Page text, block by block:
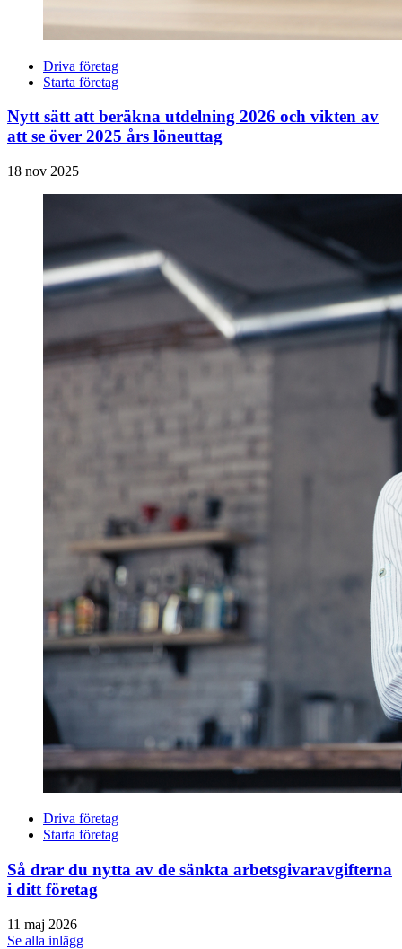
Driva företag
Starta företag
Nytt sätt att beräkna utdelning 2026 och vikten av
att se över 2025 års löneuttag
18 nov 2025
Driva företag
Starta företag
Så drar du nytta av de sänkta arbetsgivaravgifterna
i ditt företag
11 maj 2026
Se alla inlägg